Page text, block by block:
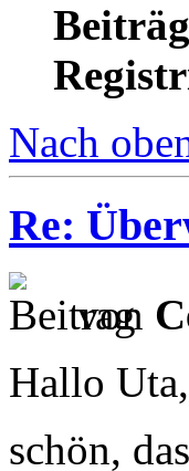
Nach
Re:
von
Hallo Uta,
schön,